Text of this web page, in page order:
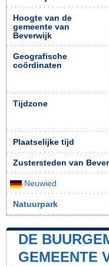
Hoogte van de
gemeente van
Beverwijk
Geografische
coördinaten
Tijdzone
Plaatselijke tijd
Zustersteden van
Neuwied
Natuurpark
DE
GEMEENTE